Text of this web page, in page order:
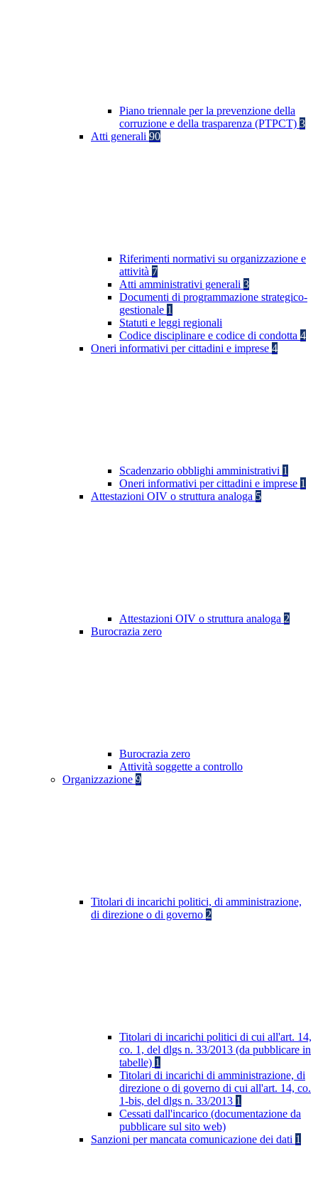
Piano triennale per la prevenzione della
corruzione e della trasparenza (PTPCT) 3
Atti generali 90
Riferimenti normativi su organizzazione e
attività 7
Atti amministrativi generali 3
Documenti di programmazione strategico-
gestionale 1
Statuti e leggi regionali
Codice disciplinare e codice di condotta 4
Oneri informativi per cittadini e imprese 4
Scadenzario obblighi amministrativi 1
Oneri informativi per cittadini e imprese 1
Attestazioni OIV o struttura analoga 5
Attestazioni OIV o struttura analoga 2
Burocrazia zero
Burocrazia zero
Attività soggette a controllo
Organizzazione 9
Titolari di incarichi politici, di amministrazione,
di direzione o di governo 2
Titolari di incarichi politici di cui all'art. 14,
co. 1, del dlgs n. 33/2013 (da pubblicare in
tabelle) 1
Titolari di incarichi di amministrazione, di
direzione o di governo di cui all'art. 14, co.
1-bis, del dlgs n. 33/2013 1
Cessati dall'incarico (documentazione da
pubblicare sul sito web)
Sanzioni per mancata comunicazione dei dati 1